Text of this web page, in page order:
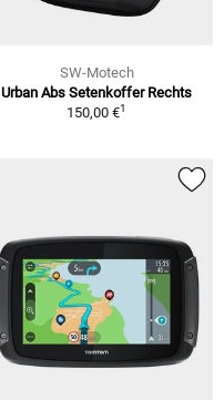
SW-Motech
Urban Abs Setenkoffer Rechts
150,00 €1